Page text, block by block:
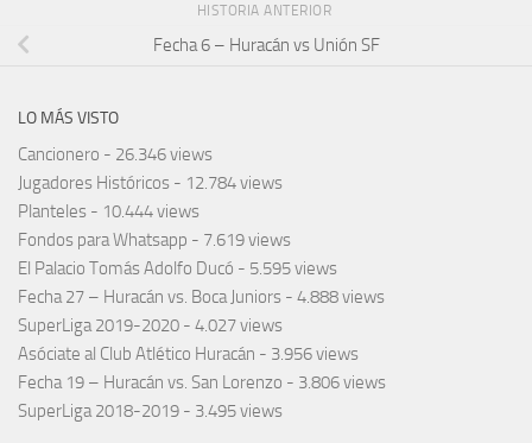
HISTORIA ANTERIOR
Fecha 6 – Huracán vs Unión SF
LO MÁS VISTO
Cancionero - 26.346 views
Jugadores Históricos - 12.784 views
Planteles - 10.444 views
Fondos para Whatsapp - 7.619 views
El Palacio Tomás Adolfo Ducó - 5.595 views
Fecha 27 – Huracán vs. Boca Juniors - 4.888 views
SuperLiga 2019-2020 - 4.027 views
Asóciate al Club Atlético Huracán - 3.956 views
Fecha 19 – Huracán vs. San Lorenzo - 3.806 views
SuperLiga 2018-2019 - 3.495 views